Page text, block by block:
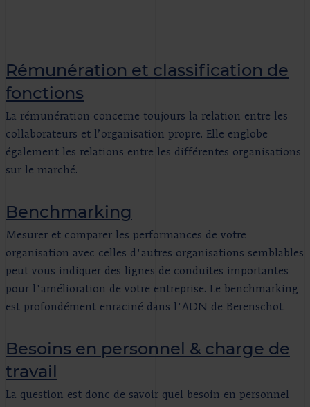
Rémunération et classification de
fonctions
La rémunération concerne toujours la relation entre les
collaborateurs et l’organisation propre. Elle englobe
également les relations entre les différentes organisations
sur le marché.
Benchmarking
Mesurer et comparer les performances de votre
organisation avec celles d'autres organisations semblables
peut vous indiquer des lignes de conduites importantes
pour l'amélioration de votre entreprise. Le benchmarking
est profondément enraciné dans l'ADN de Berenschot.
Besoins en personnel & charge de
travail
La question est donc de savoir quel besoin en personnel